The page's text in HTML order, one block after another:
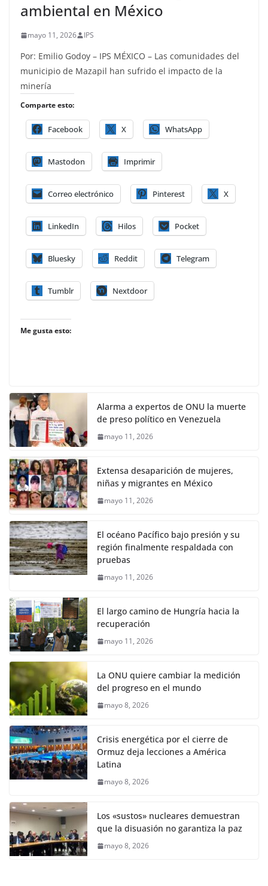
ambiental en México
mayo 11, 2026 IPS
Por: Emilio Godoy – IPS MÉXICO – Las comunidades del
municipio de Mazapil han sufrido el impacto de la
minería
Comparte esto:
Facebook X WhatsApp
Mastodon Imprimir
Correo electrónico Pinterest X
LinkedIn Hilos Pocket
Bluesky Reddit Telegram
Tumblr Nextdoor
Me gusta esto:
Alarma a expertos de ONU la muerte
de preso político en Venezuela
mayo 11, 2026
Extensa desaparición de mujeres,
niñas y migrantes en México
mayo 11, 2026
El océano Pacífico bajo presión y su
región finalmente respaldada con
pruebas
mayo 11, 2026
El largo camino de Hungría hacia la
recuperación
mayo 11, 2026
La ONU quiere cambiar la medición
del progreso en el mundo
mayo 8, 2026
Crisis energética por el cierre de
Ormuz deja lecciones a América
Latina
mayo 8, 2026
Los «sustos» nucleares demuestran
que la disuasión no garantiza la paz
mayo 8, 2026